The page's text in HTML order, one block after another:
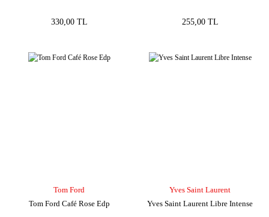
330,00 TL 255,00 TL
Tom Ford
Tom Ford Café Rose Edp
Yves Saint Laurent
Yves Saint Laurent Libre Intense